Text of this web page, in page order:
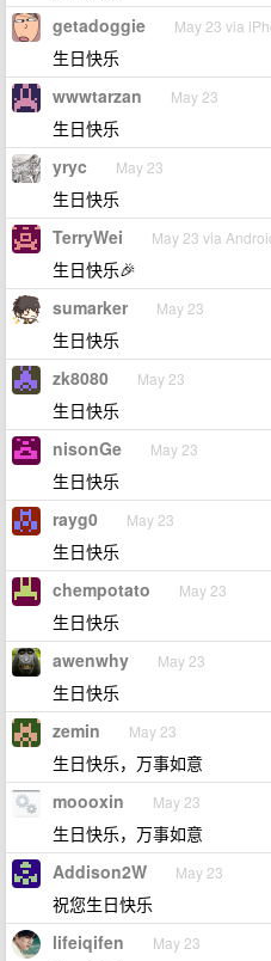
getadoggie May 23 via
生日快乐
wwwtarzan May 23
生日快乐
yryc May 23
生日快乐
TerryWei May 23 via
生日快乐🎉
sumarker May 23
生日快乐
zk8080 May 23
生日快乐
nisonGe May 23
生日快乐
rayg0 May 23
生日快乐
chempotato May 23
生日快乐
awenwhy May 23
生日快乐
zemin May 23
生日快乐，万事如意
moooxin May 23
生日快乐，万事如意
Addison2W May 23
祝您生日快乐
lifeiqifen May 23